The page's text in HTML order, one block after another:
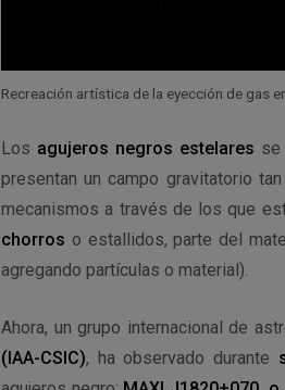
Recreación artística de la eyección de gas
Los agujeros negros estelares se
presentan un campo gravitatorio
mecanismos a través de los que
chorros o estallidos, parte del
agregando partículas o material).
Ahora, un grupo internacional de
(IAA-CSIC), ha observado durante